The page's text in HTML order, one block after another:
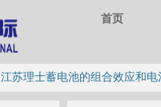
首页
江苏理士蓄电池的组合效应和电